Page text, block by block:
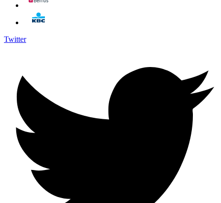
Twitter